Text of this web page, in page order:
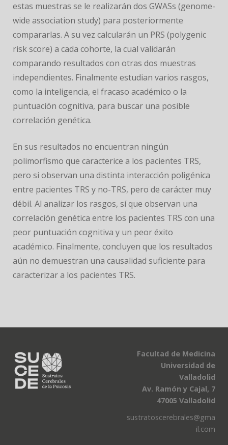
estas muestras se le realizarán dos GWASs (genome-
wide association study) para posteriormente
compararlas. A su vez calcularán un PRS (polygenic
risk score) a cada cohorte, la cual validarán
comparando resultados con otras dos muestras
independientes. Finalmente estudian varios rasgos,
como la inteligencia, el fracaso académico o la
puntuación cognitiva, para buscar una posible
correlación genética.
En sus resultados no encuentran ningún
polimorfismo que caracterice a los pacientes TRS,
pero si observan una distinta interacción poligénica
entre pacientes TRS y no-TRS, pero de carácter muy
débil. Al analizar los rasgos, sí que observan una
correlación genética entre los pacientes TRS con una
peor puntuación cognitiva y un peor éxito
académico. Finalmente, concluyen que los resultados
aún no demuestran una causalidad suficiente para
caracterizar a los pacientes TRS.
Facultad de Medicina
Universidad de
Valladolid
Av. Ramón y Cajal, 7
47005 Valladolid
sustratoscerebrales@gma
il.com